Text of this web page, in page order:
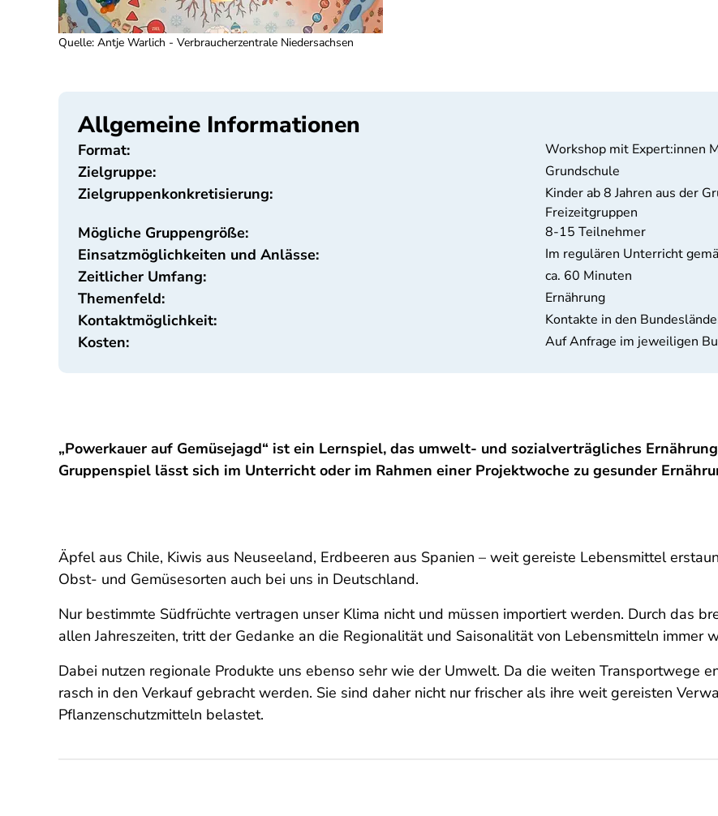
Quelle: Antje Warlich - Verbraucherzentrale Niedersachsen
Allgemeine Informationen
Format: Workshop mit Expert:innen
Zielgruppe: Grundschule
Zielgruppenkonkretisierung:
Kinder ab 8 Jahren aus der
Freizeitgruppen
Mögliche Gruppengröße: 8-15 Teilnehmer
Einsatzmöglichkeiten und Anlässe: Im regulären Unterricht
Zeitlicher Umfang: ca. 60 Minuten
Themenfeld: Ernährung
Kontaktmöglichkeit: Kontakte in den
Kosten: Auf Anfrage im jeweiligen
„Powerkauer auf Gemüsejagd“ ist ein Lernspiel, das umwelt- und sozialverträgliches
Gruppenspiel lässt sich im Unterricht oder im Rahmen einer Projektwoche zu gesunder
Äpfel aus Chile, Kiwis aus Neuseeland, Erdbeeren aus Spanien – weit gereiste Lebensmittel
Obst- und Gemüsesorten auch bei uns in Deutschland.
Nur bestimmte Südfrüchte vertragen unser Klima nicht und müssen importiert werden. Durch das
allen Jahreszeiten, tritt der Gedanke an die Regionalität und Saisonalität von Lebensmitteln immer
Dabei nutzen regionale Produkte uns ebenso sehr wie der Umwelt. Da die weiten Transportwege
rasch in den Verkauf gebracht werden. Sie sind daher nicht nur frischer als ihre weit gereisten
Pflanzenschutzmitteln belastet.